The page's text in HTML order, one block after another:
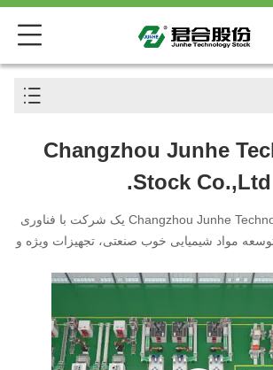
Changzhou Junhe
Stock Co.,Ltd.
Changzhou Junhe Technology Stock Co.,Ltd یک شرکت با فناوری
مواد شیمیایی خوب صنعتی، تجهیزات ویژه و
در سال 1998 تاسیس شد.